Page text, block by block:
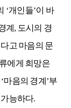
‘개인들’이 바
계, 도시의 경
고 마음의 문
에게 희망은
마음의 경계’부
능하다.